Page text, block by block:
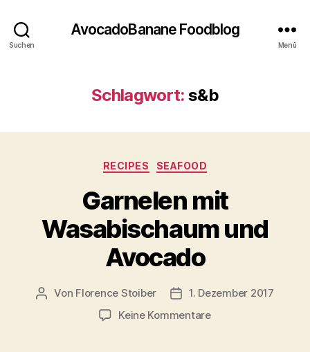
Suchen
AvocadoBanane Foodblog
Menü
Schlagwort: s&b
Kategorien
RECIPES SEAFOOD
Garnelen mit
Wasabischaum und
Avocado
Beitragsautor
Von Florence Stoiber Veröffentlichungsdatum
1. Dezember 2017
Keine Kommentarezu